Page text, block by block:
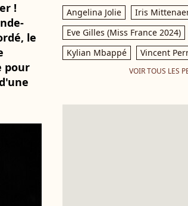
!
le
pour
Angelina Jolie Iris
Eve Gilles (Miss France 2024)
Kylian Mbappé
Vincent
VOIR TOUS LES